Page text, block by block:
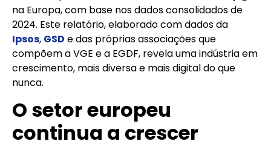
na Europa, com base nos dados consolidados de
2024. Este relatório, elaborado com dados da
Ipsos, GSD e das próprias associações que
compõem a VGE e a EGDF, revela uma indústria em
crescimento, mais diversa e mais digital do que
nunca.
O setor europeu
continua a crescer